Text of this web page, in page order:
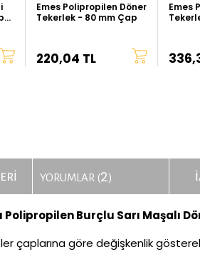
Emes Polipropilen Döner
Tekerlek - 80 mm Çap
220,04 TL
Emes
YORUMLAR (2)
Polipropilen Burçlu Sarı Maşalı
çaplarına göre değişkenlik